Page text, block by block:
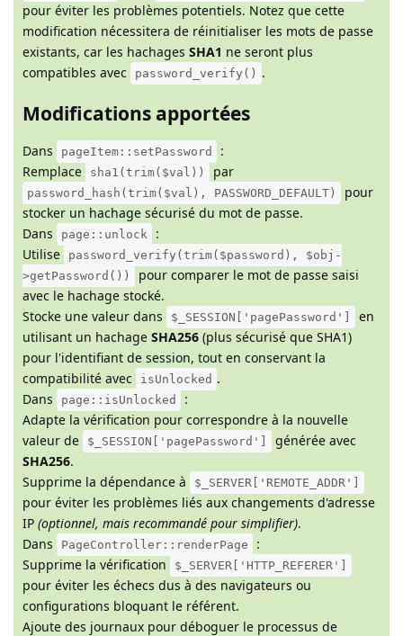
pour éviter les problèmes potentiels. Notez que cette
modification nécessitera de réinitialiser les mots de passe
existants, car les hachages SHA1 ne seront plus
compatibles avec
password_verify() .
Modifications apportées
Dans pageItem::setPassword
:
Remplace
sha1(trim($val)) par
password_hash(trim($val), PASSWORD_DEFAULT)
pour
stocker un hachage sécurisé du mot de passe.
Dans
page::unlock
:
Utilise
password_verify(trim($password), $obj-
>getPassword())
pour comparer le mot de passe saisi
avec le hachage stocké.
Stocke une valeur dans
$_SESSION['pagePassword']
en
utilisant un hachage SHA256 (plus sécurisé que SHA1)
pour l'identifiant de session, tout en conservant la
compatibilité avec
isUnlocked .
Dans
page::isUnlocked
:
Adapte la vérification pour correspondre à la nouvelle
valeur de
$_SESSION['pagePassword']
générée avec
SHA256.
Supprime la dépendance à
$_SERVER['REMOTE_ADDR']
pour éviter les problèmes liés aux changements d'adresse
IP (optionnel, mais recommandé pour simplifier).
Dans
PageController::renderPage
:
Supprime la vérification
$_SERVER['HTTP_REFERER']
pour éviter les échecs dus à des navigateurs ou
configurations bloquant le référent.
Ajoute des journaux pour déboguer le processus de